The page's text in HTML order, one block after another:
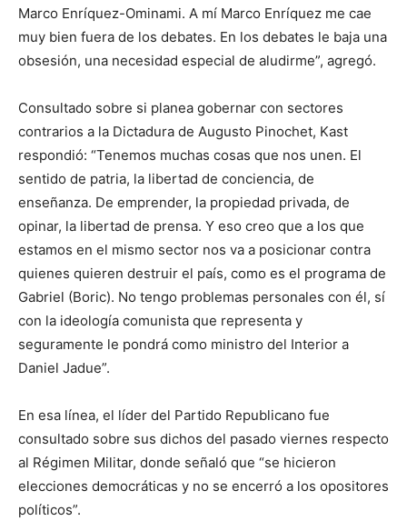
Marco Enríquez-Ominami. A mí Marco Enríquez me cae
muy bien fuera de los debates. En los debates le baja una
obsesión, una necesidad especial de aludirme”, agregó.
Consultado sobre si planea gobernar con sectores
contrarios a la Dictadura de Augusto Pinochet, Kast
respondió: “Tenemos muchas cosas que nos unen. El
sentido de patria, la libertad de conciencia, de
enseñanza. De emprender, la propiedad privada, de
opinar, la libertad de prensa. Y eso creo que a los que
estamos en el mismo sector nos va a posicionar contra
quienes quieren destruir el país, como es el programa de
Gabriel (Boric). No tengo problemas personales con él, sí
con la ideología comunista que representa y
seguramente le pondrá como ministro del Interior a
Daniel Jadue”.
En esa línea, el líder del Partido Republicano fue
consultado sobre sus dichos del pasado viernes respecto
al Régimen Militar, donde señaló que “se hicieron
elecciones democráticas y no se encerró a los opositores
políticos”.